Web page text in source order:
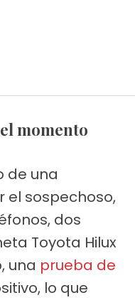
el momento
de una
el sospechoso,
dos
Toyota Hilux
una prueba de
lo que